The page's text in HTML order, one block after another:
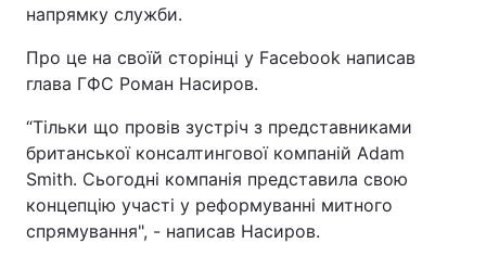
напрямку служби.
Про це на своїй сторінці у Facebook написав
глава ГФС Роман Насиров.
“Тільки що провів зустріч з представниками
британської консалтингової компаній Adam
Smith. Сьогодні компанія представила свою
концепцію участі у реформуванні митного
спрямування", - написав Насиров.